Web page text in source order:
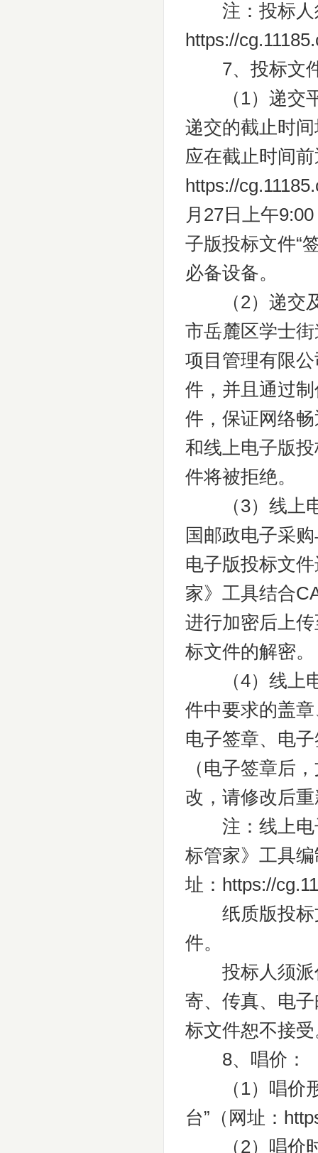
注：投标人须
https://
7、投标文
（1）递交平
递交的截止时
应在截止时间
https://
月27日上午
子版投标文件“
必备设备。
（2）递交及
市岳麓区学士
项目管理有限
件，并且通过
件，保证网络
和线上电子版
件将被拒绝。
（3）线上电
国邮政电子采
电子版投标文
家》工具结合
进行加密后上
标文件的解密。
（4）线上电
件中要求的盖
电子签章、电
（电子签章后
改，请修改后
注：线上电子
标管家》工具
址：https://
纸质版投标
件。
投标人须派
寄、传真、电
标文件恕不接
8、唱价：
（1）唱价形
台”（网址：
（2）唱价时